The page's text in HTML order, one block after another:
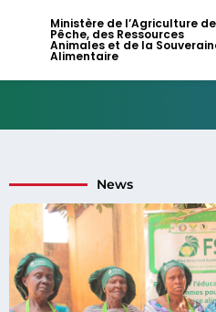
Ministère de l’Agriculture
Pêche, des Ressources
Animales et de la
Alimentaire
News